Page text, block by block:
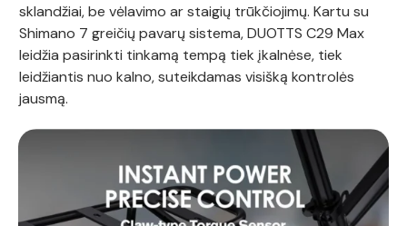
sklandžiai, be vėlavimo ar staigių trūkčiojimų. Kartu su
Shimano 7 greičių pavarų sistema, DUOTTS C29 Max
leidžia pasirinkti tinkamą tempą tiek įkalnėse, tiek
leidžiantis nuo kalno, suteikdamas visišką kontrolės
jausmą.